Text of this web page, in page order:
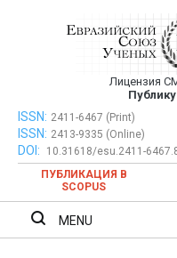
Лицензия
Евразийский Союз
ISSN: 2411-6467 (Print)
ISSN: 2413-9335 (Online)
DOI:
10.31618/esu.2411-
ПУБЛИКАЦИЯ В
SCOPUS
MENU